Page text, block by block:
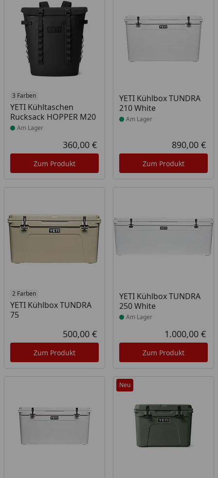
3 Farben
YETI Kühltaschen
Rucksack HOPPER M20
Produkt am Lager
Am Lager
Aktueller Preis
360,00 €
Zum Produkt
YETI Kühlbox TUNDRA
210 White
Produkt am Lager
Am Lager
890,00 €
Zum Produkt
2 Farben
YETI Kühlbox TUNDRA
75
Aktueller Preis
500,00 €
Zum Produkt
YETI Kühlbox TUNDRA
250 White
Produkt am Lager
Am Lager
1.000,00 €
Zum Produkt
Neu